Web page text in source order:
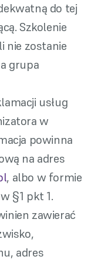
do tej
Szkolenie
nie zostanie
grupa
usług
w
powinna
na adres
, albo w formie
§1 pkt 1.
zawierać
adres